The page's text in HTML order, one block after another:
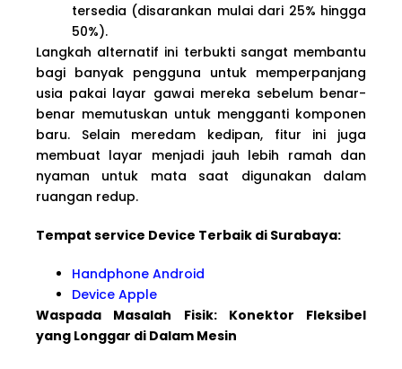
tersedia (disarankan mulai dari 25% hingga
50%).
Langkah alternatif ini terbukti sangat membantu
bagi banyak pengguna untuk memperpanjang
usia pakai layar gawai mereka sebelum benar-
benar memutuskan untuk mengganti komponen
baru. Selain meredam kedipan, fitur ini juga
membuat layar menjadi jauh lebih ramah dan
nyaman untuk mata saat digunakan dalam
ruangan redup.
Tempat service Device Terbaik di Surabaya:
Handphone Android
Device Apple
Waspada Masalah Fisik: Konektor Fleksibel
yang Longgar di Dalam Mesin